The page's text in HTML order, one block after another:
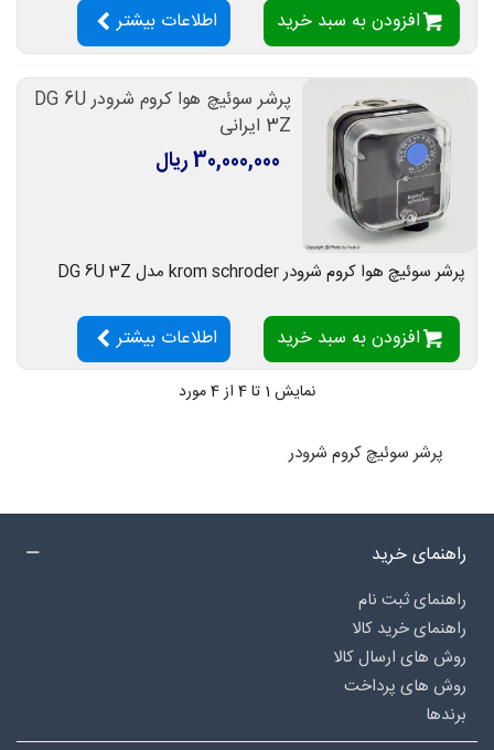
افزودن به سبد خرید اطلاعات بیشتر
پرشر سوئیچ هوا کروم شرودر DG 6U
3Z ایرانی
30,000,000 ریال
پرشر سوئیچ هوا کروم شرودر krom schroder مدل DG 6U 3Z
افزودن به سبد خرید اطلاعات بیشتر
نمایش 1 تا 4 از 4 مورد
پرشر سوئیچ کروم شرودر
راهنمای خرید
راهنمای ثبت نام
راهنمای خرید کالا
روش های ارسال کالا
روش های پرداخت
برندها